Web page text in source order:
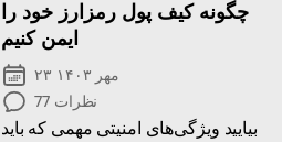
چگونه کیف پول رمزارز خود را
ایمن کنیم
۲۳ مهر ۱۴۰۳
77 نظرات
بیایید ویژگی‌های امنیتی مهمی که باید